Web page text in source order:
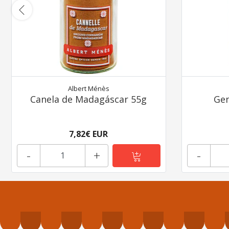
Albert Ménès
Canela de Madagáscar 55g
7,82€ EUR
+
- -